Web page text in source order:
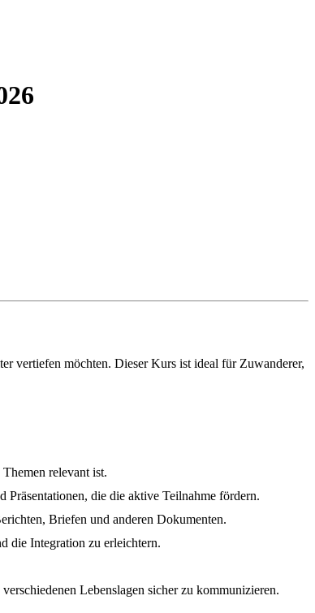
vertiefen möchten. Dieser Kurs ist ideal für Zuwanderer,
relevant ist.
die die aktive Teilnahme fördern.
Briefen und anderen Dokumenten.
die Integration zu erleichtern.
Lebenslagen sicher zu kommunizieren.